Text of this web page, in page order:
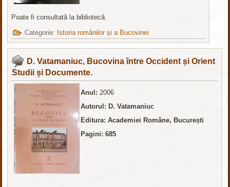
Poate fi consultată la bibliotecă.
Categorie: Istoria românilor și a Bucovinei
D. Vatamaniuc, Bucovina între Occident și Orient
Studii și Documente.
Anul:2006
Autorul: D. Vatamaniuc
Editura: Academiei Române, București
Pagini: 685